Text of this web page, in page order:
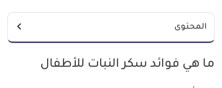
المحتوى
ما هي فوائد سكر النبات للأطفال